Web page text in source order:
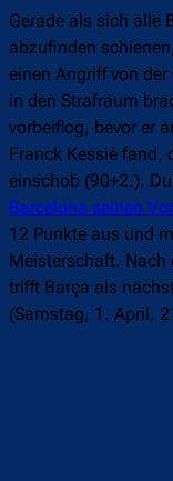
Gerade als sich alle
abzufinden
einen Angriff von der
in den Strafraum
vorbeiflog, bevor er
Franck Kessié fand,
einschob (90+2.).
Barcelona seinen
12 Punkte aus und
Meisterschaft. Nach
trifft Barça als
(Samstag, 1. April,